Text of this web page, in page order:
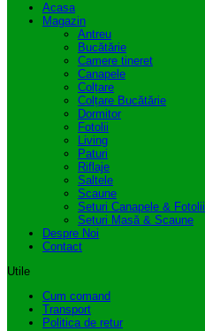
Acasa
Magazin
Antreu
Bucătărie
Camere tineret
Canapele
Colțare
Colțare Bucătărie
Dormitor
Fotolii
Living
Paturi
Riflaje
Saltele
Scaune
Seturi Canapele & Fotolii
Seturi Masă & Scaune
Despre Noi
Contact
Utile
Cum comand
Transport
Politica de retur